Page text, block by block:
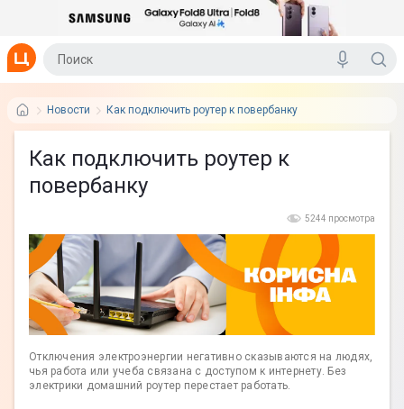
Новости Как подключить роутер к повербанку
Как подключить роутер к
повербанку
5244 просмотра
Отключения электроэнергии негативно сказываются на людях,
чья работа или учеба связана с доступом к интернету. Без
электрики домашний роутер перестает работать.